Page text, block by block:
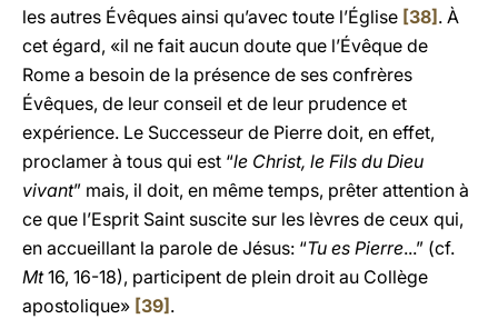
les autres Évêques ainsi qu’avec toute l’Église [38] . À
cet égard, «il ne fait aucun doute que l’Évêque de
Rome a besoin de la présence de ses confrères
Évêques, de leur conseil et de leur prudence et
expérience. Le Successeur de Pierre doit, en effet,
proclamer à tous qui est “le Christ, le Fils du Dieu
vivant” mais, il doit, en même temps, prêter attention à
ce que l’Esprit Saint suscite sur les lèvres de ceux qui,
en accueillant la parole de Jésus: “Tu es Pierre...” (cf.
Mt16, 16-18), participent de plein droit au Collège
apostolique» [39] .